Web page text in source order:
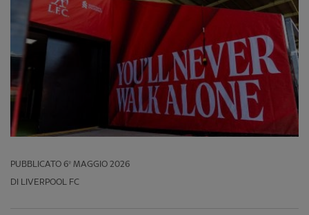
PUBBLICATO 6º MAGGIO 2026
DI LIVERPOOL FC